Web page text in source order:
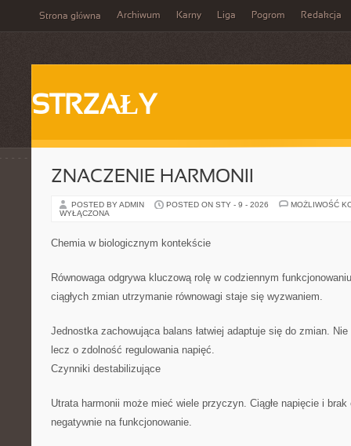
Strona główna Archiwum Karny Liga Pogrom Redakcja
STRZAŁY
ZNACZENIE HARMONII
POSTED BY ADMIN POSTED ON STY - 9 - 2026
MOŻLIWOŚĆ
WYŁĄCZONA
Chemia w biologicznym kontekście
Równowaga odgrywa kluczową rolę w codziennym
ciągłych zmian utrzymanie równowagi staje się wyzwaniem.
Jednostka zachowująca balans łatwiej adaptuje się do zmian.
lecz o zdolność regulowania napięć.
Czynniki destabilizujące
Utrata harmonii może mieć wiele przyczyn. Ciągłe napięcie i brak
negatywnie na funkcjonowanie.